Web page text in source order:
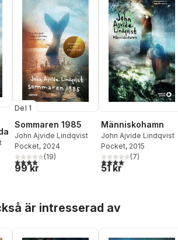
Del 1
Sommaren 1985
John Ajvide Lindqvist
Pocket, 2024
3,9utav 5 stjärnor. Totalt antal röster:
(19)
99 kr
Människohamn
John Ajvide Lindqvist
Pocket, 2015
4,1utav 5 stjärnor.
(7)
51 kr
är intresserad av